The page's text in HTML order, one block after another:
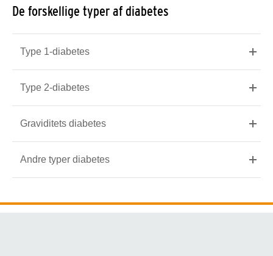
De forskellige typer af diabetes
Type 1-diabetes
Type 2-diabetes
Graviditets diabetes
Andre typer diabetes